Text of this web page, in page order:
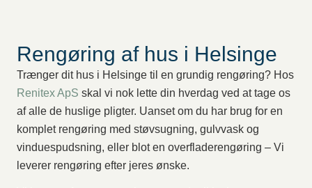
Rengøring af hus i Helsinge
Trænger dit hus i Helsinge til en grundig rengøring? Hos
Renitex ApS skal vi nok lette din hverdag ved at tage os
af alle de huslige pligter. Uanset om du har brug for en
komplet rengøring med støvsugning, gulvvask og
vinduespudsning, eller blot en overfladerengøring – Vi
leverer rengøring efter jeres ønske.